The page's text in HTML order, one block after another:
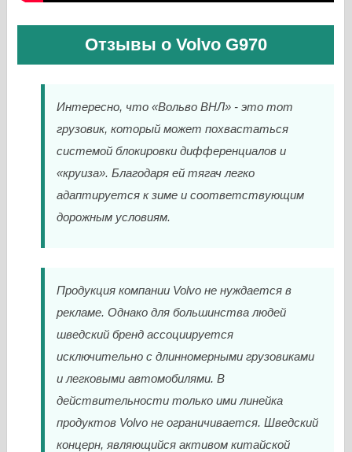
Отзывы о Volvo G970
Интересно, что «Вольво ВНЛ» - это тот
грузовик, который может похвастаться
системой блокировки дифференциалов и
«круиза». Благодаря ей тягач легко
адаптируется к зиме и соответствующим
дорожным условиям.
Продукция компании Volvo не нуждается в
рекламе. Однако для большинства людей
шведский бренд ассоциируется
исключительно с длинномерными грузовиками
и легковыми автомобилями. В
действительности только ими линейка
продуктов Volvo не ограничивается. Шведский
концерн, являющийся активом китайской